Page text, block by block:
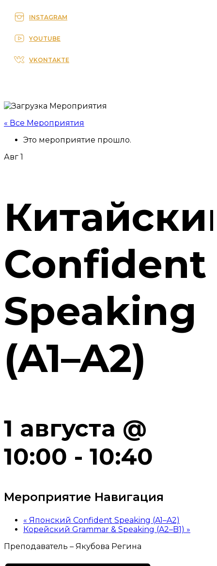
INSTAGRAM
YOUTUBE
VKONTAKTE
« Все Мероприятия
Это мероприятие прошло.
Авг 1
Confident
Speaking
(A1–A2)
1 августа @
10:00 - 10:40
Мероприятие Навигация
« Японский Confident Speaking (A1–A2)
Корейский Grammar & Speaking (A2–B1) »
Преподаватель – Якубова Регина